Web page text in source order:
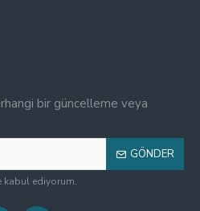
bir güncelleme veya
GÖNDER
kabul ediyorum.